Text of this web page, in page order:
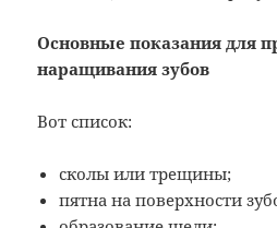
Основные показания для
наращивания зубов
Вот список:
сколы или трещины;
пятна на поверхности